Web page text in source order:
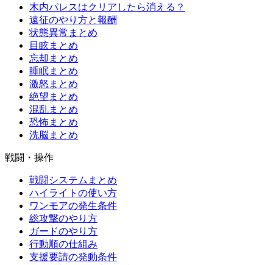
木内パレスはクリアしたら消える？
遠征のやり方と報酬
状態異常まとめ
目眩まとめ
忘却まとめ
睡眠まとめ
激怒まとめ
絶望まとめ
混乱まとめ
恐怖まとめ
洗脳まとめ
戦闘・操作
戦闘システムまとめ
ハイライトの使い方
ワンモアの発生条件
総攻撃のやり方
ガードのやり方
行動順の仕組み
支援要請の発動条件